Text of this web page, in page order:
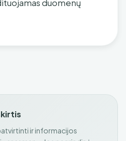
duomenų
ir informacijos